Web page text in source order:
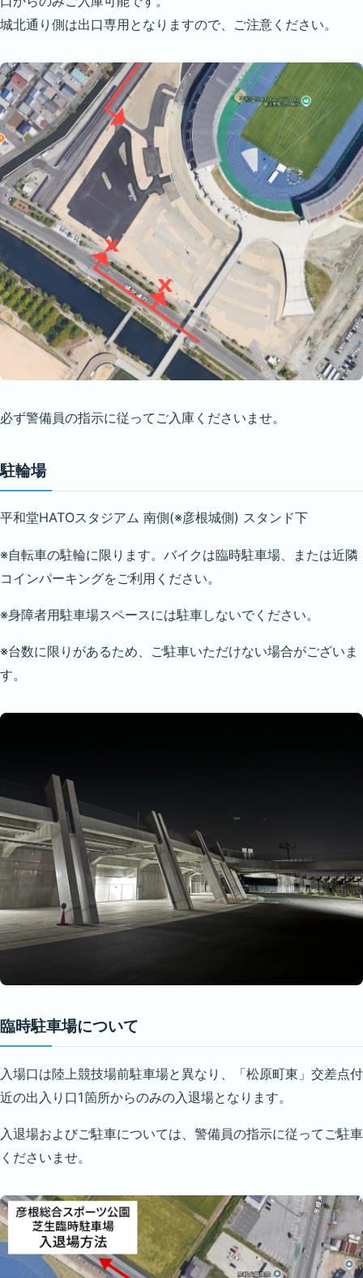
城北通り側は出口専用となりますので、ご注意ください。
必ず警備員の指示に従ってご入庫くださいませ。
駐輪場
平和堂HATOスタジアム 南側(※彦根城側) スタンド下
※自転車の駐輪に限ります。バイクは臨時駐車場、または近隣
コインパーキングをご利用ください。
※身障者用駐車場スペースには駐車しないでください。
※台数に限りがあるため、ご駐車いただけない場合がございま
す。
臨時駐車場について
入場口は陸上競技場前駐車場と異なり、「松原町東」交差点付
近の出入り口1箇所からのみの入退場となります。
入退場およびご駐車については、警備員の指示に従ってご駐車
くださいませ。